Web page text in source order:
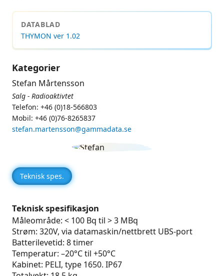
DATABLAD
THYMON ver 1.02
Kategorier
Stefan Mårtensson
Salg - Radioaktivtet
Telefon: +46 (0)18-566803
Mobil: +46 (0)76-8265837
stefan.martensson@gammadata.se
Teknisk spes.
Teknisk spesifikasjon
Måleområde: < 100 Bq til > 3 MBq
Strøm: 320V, via datamaskin/nettbrett UBS-port
Batterilevetid: 8 timer
Temperatur: –20°C til +50°C
Kabinet: PELI, type 1650. IP67